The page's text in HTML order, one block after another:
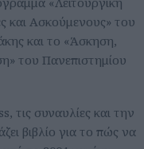
και Ασκούμενους» του
και το «Άσκηση,
του Πανεπιστημίου
τις συναυλίες και την
βιβλίο για το πώς να